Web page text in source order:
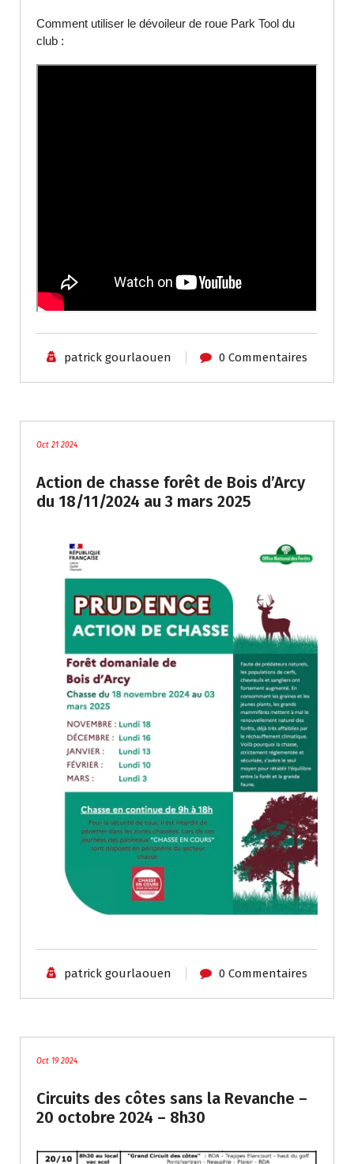
Comment utiliser le dévoileur de roue Park Tool du
club :
patrick gourlaouen 0 Commentaires
Oct 21 2024
Action de chasse forêt de Bois d’Arcy
du 18/11/2024 au 3 mars 2025
patrick gourlaouen 0 Commentaires
Oct 19 2024
Circuits des côtes sans la Revanche –
20 octobre 2024 – 8h30